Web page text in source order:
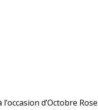
d’Octobre